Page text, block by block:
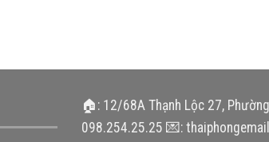
🏠: 12/68A Thạnh Lộc 27,
098.254.25.25 💌: